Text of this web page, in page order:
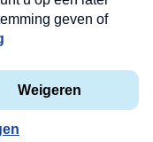
op onze
in uw